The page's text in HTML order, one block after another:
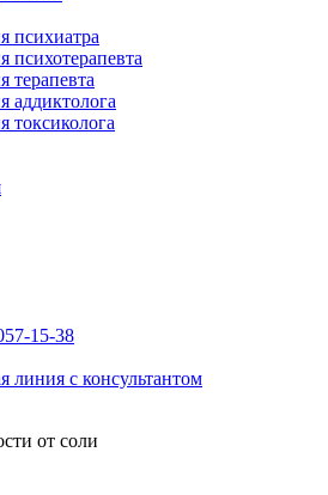
психиатра
психотерапевта
терапевта
аддиктолога
токсиколога
15-38
линия с консультантом
от соли